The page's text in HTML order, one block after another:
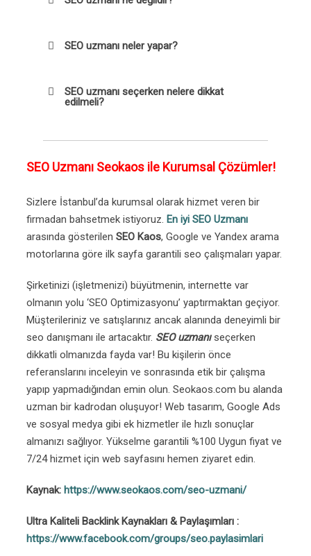
SEO uzmanı neler yapar?
SEO uzmanı seçerken nelere dikkat
edilmeli?
SEO Uzmanı Seokaos ile Kurumsal Çözümler!
Sizlere İstanbul’da kurumsal olarak hizmet veren bir
firmadan bahsetmek istiyoruz. En iyi SEO Uzmanı
arasında gösterilen SEO Kaos, Google ve Yandex arama
motorlarına göre ilk sayfa garantili seo çalışmaları yapar.
Şirketinizi (işletmenizi) büyütmenin, internette var
olmanın yolu ‘SEO Optimizasyonu’ yaptırmaktan geçiyor.
Müşterileriniz ve satışlarınız ancak alanında deneyimli bir
seo danışmanı ile artacaktır. SEO uzmanıseçerken
dikkatli olmanızda fayda var! Bu kişilerin önce
referanslarını inceleyin ve sonrasında etik bir çalışma
yapıp yapmadığından emin olun. Seokaos.com bu alanda
uzman bir kadrodan oluşuyor! Web tasarım, Google Ads
ve sosyal medya gibi ek hizmetler ile hızlı sonuçlar
almanızı sağlıyor. Yükselme garantili %100 Uygun fiyat ve
7/24 hizmet için web sayfasını hemen ziyaret edin.
Kaynak: https://www.seokaos.com/seo-uzmani/
Ultra Kaliteli Backlink Kaynakları & Paylaşımları :
https://www.facebook.com/groups/seo.paylasimlari